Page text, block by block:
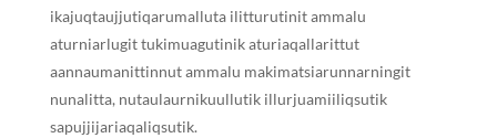
ikajuqtaujjutiqarumalluta ilitturutinit ammalu
aturniarlugit tukimuagutinik aturiaqallarittut
aannaumanittinnut ammalu makimatsiarunnarningit
nunalitta, nutaulaurnikuullutik illurjuamiiliqsutik
sapujjijariaqaliqsutik.